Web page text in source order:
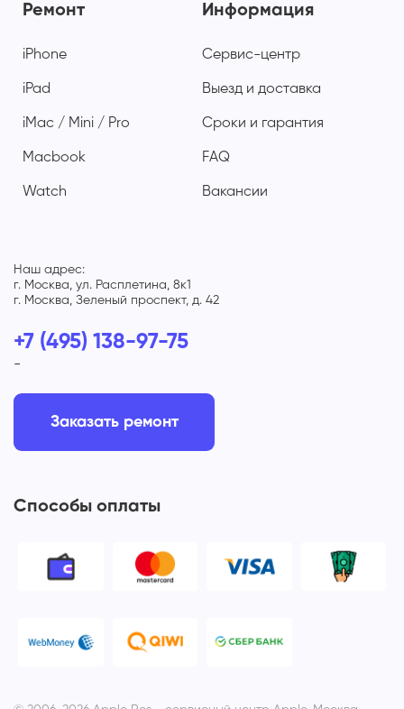
Ремонт
iPhone
iPad
iMac / Mini / Pro
Macbook
Watch
Информация
Сервис-центр
Выезд и доставка
Сроки и гарантия
FAQ
Вакансии
Наш адрес:
г. Москва, ул. Расплетина, 8к1
г. Москва, Зеленый проспект, д. 42
+7 (495) 138-97-75
-
Заказать ремонт
Способы оплаты